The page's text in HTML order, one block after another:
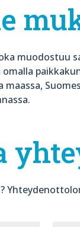
muodostuu